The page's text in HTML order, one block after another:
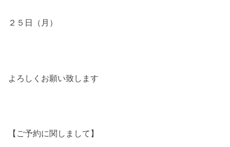
２５日（月）
よろしくお願い致します
【ご予約に関しまして】